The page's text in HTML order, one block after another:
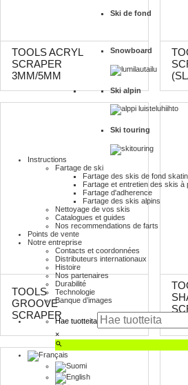
Ski de fond
Snowboard
Ski alpin
Ski touring
Instructions
Fartage de ski
Fartage des skis de fond
Fartage et entretien des skis à
Fartage d'adherence
Fartage des skis alpins
Nettoyage de vos skis
Catalogues et guides
Nos recommendations de farts
Points de vente
Notre entreprise
Contacts et coordonnées
Distributeurs internationaux
Histoire
Nos partenaires
Durabilité
Technologie
Banque d’images
Hae tuotteita
×
TOOLS ACRYL
SCRAPER
3MM/5MM
TOOLS
GROOVE
SCRAPER